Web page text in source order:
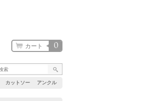
カットソー アンクル
0
カート